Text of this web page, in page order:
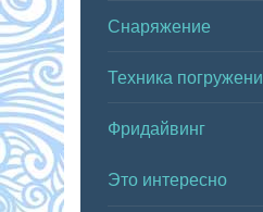
Снаряжение
Техника
Фридайвинг
Это интересно